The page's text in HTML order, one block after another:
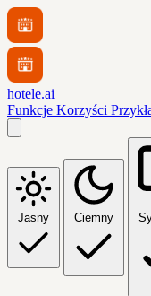
hotele.ai
Funkcje Korzyści
Jasny Ciemny